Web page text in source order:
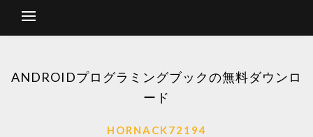
ANDROIDプログラミングブックの無料ダウンロ
ード
HORNACK72194